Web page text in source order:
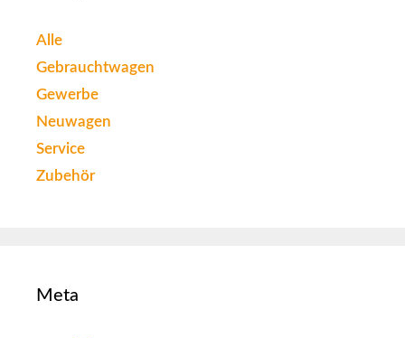
Alle
Gebrauchtwagen
Gewerbe
Neuwagen
Service
Zubehör
Meta